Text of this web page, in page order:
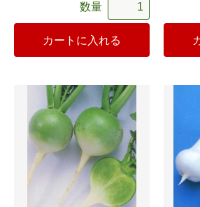
数量
カートに入れる